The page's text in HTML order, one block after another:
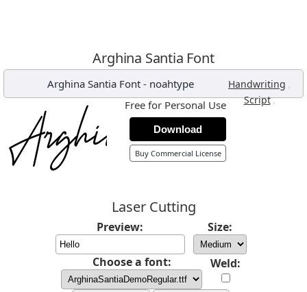
Arghina Santia Font
Arghina Santia Font- noahtype Handwriting ,
Script,
Free for Personal Use
Download
Buy Commercial License
Laser Cutting
Preview: Size:
Choose a font: Weld: